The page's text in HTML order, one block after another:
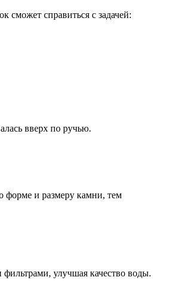
сможет справиться с задачей:
вверх по ручью.
форме и размеру камни, тем
улучшая качество воды.